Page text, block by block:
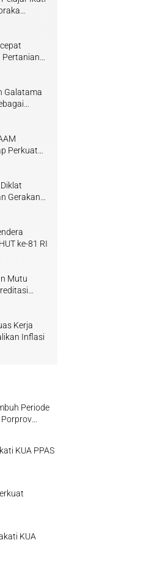
Pertanian
Galatama
Perkuat
Gerakan
ke-81 RI
Mutu
Kerja
Inflasi
Periode
KUA PPAS
KUA